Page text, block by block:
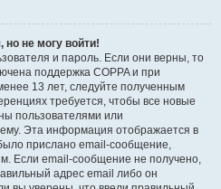
но не могу войти!
и пароль. Если они верны, то
поддержка COPPA и при
13 лет, следуйте полученным
требуется, чтобы все новые
пользователями или
Эта информация отображается в
прислано email-сообщение,
Если email-сообщение не получено,
адрес email либо он